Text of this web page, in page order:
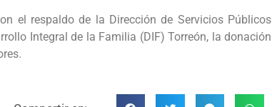
el respaldo de la Dirección de Servicios Públicos
Integral de la Familia (DIF) Torreón, la donación